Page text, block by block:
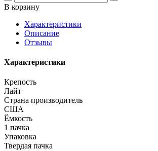
В корзину
Харaктеристики
Описание
Отзывы
Характеристики
Крепость
Лайт
Страна производитель
США
Ёмкость
1 пачка
Упаковка
Твердая пачка